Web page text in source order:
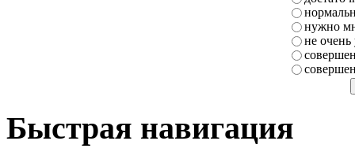
нужно
не очень
Быстрая навигация